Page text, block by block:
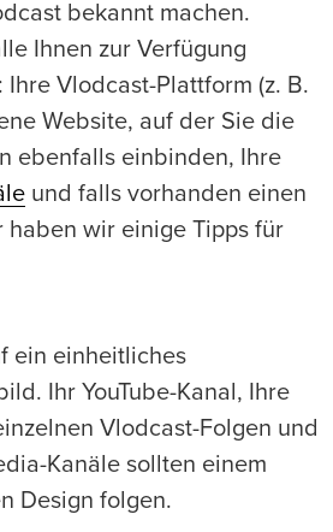
bekannt machen.
Ihnen zur Verfügung
Vlodcast-Plattform (z. B.
Website, auf der Sie die
ebenfalls einbinden, Ihre
und falls vorhanden einen
haben wir einige Tipps für
ein einheitliches
Ihr YouTube-Kanal, Ihre
Vlodcast-Folgen und
Kanäle sollten einem
Design folgen.